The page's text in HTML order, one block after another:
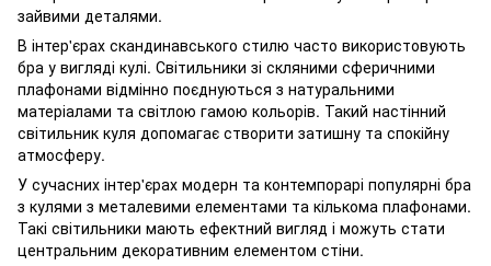
зайвими деталями.
В інтер'єрах скандинавського стилю часто використовують
бра у вигляді кулі. Світильники зі скляними сферичними
плафонами відмінно поєднуються з натуральними
матеріалами та світлою гамою кольорів. Такий настінний
світильник куля допомагає створити затишну та спокійну
атмосферу.
У сучасних інтер'єрах модерн та контемпорарі популярні бра
з кулями з металевими елементами та кількома плафонами.
Такі світильники мають ефектний вигляд і можуть стати
центральним декоративним елементом стіни.